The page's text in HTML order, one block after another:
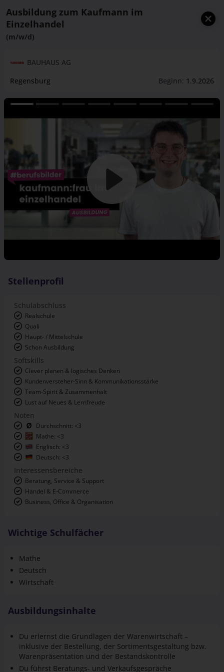
Ausbildung zum Kaufmann im
Einzelhandel
(m/w/d)
BAUHAUS AG
Regensburg
Beginn: 1.9.2026
Stellenprofil
Schulabschluss
Realschule
Quali
Haupt- / Mittelschule
Schon Ausbildung
Softskills
Clever planen & logisches Denken
Kundenversteher-Sinn & Kommunikationsstärke
Team-Spirit & Zusammenhalt
Lust auf Neues & Lernfreude
Noten
Durchschnitt: <3
Mathe: <3
Englisch: <3
Deutsch: <3
Interessensbereiche
Beratung, Service & Support
Handel & E-Commerce
Business, Office & Organisation
Wichtige Schulfächer
Mathe
Deutsch
Wirtschaft
Ausbildungsinhalte
Du erlernst die Grundlagen der Warenwirtschaft –
inklusive der Bestellung, der Sortiments­gestaltung bzw.
Waren­präsentation und der Bestands­kontrolle
Du führst Beratungs- und Verkaufs­gespräche